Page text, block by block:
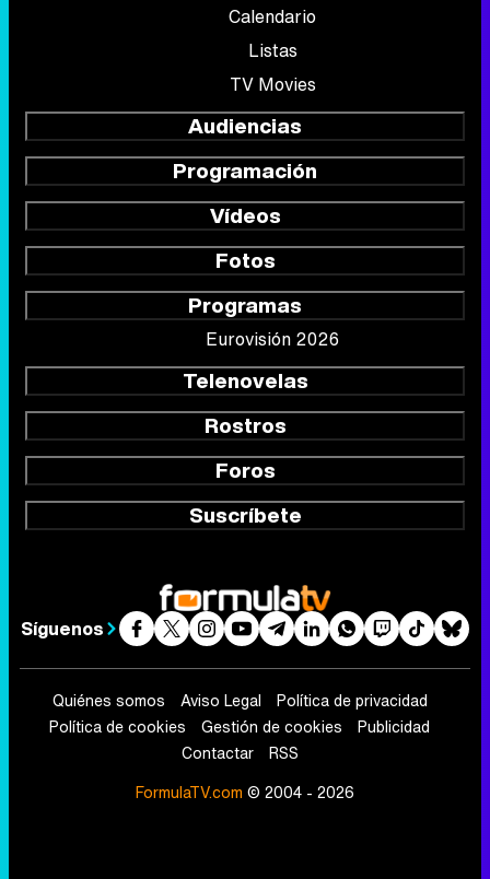
Calendario
Listas
TV Movies
Audiencias
Programación
Vídeos
Fotos
Programas
Eurovisión 2026
Telenovelas
Rostros
Foros
Suscríbete
Síguenos
Quiénes somos Aviso Legal
Política de privacidad
Política de cookies
Gestión de cookies
Publicidad
Contactar
RSS
FormulaTV.com © 2004 - 2026